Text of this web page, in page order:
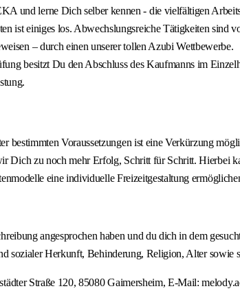
und lerne Dich selber kennen - die vielfältigen
ist einiges los. Abwechslungsreiche Tätigkeiten sind
– durch einen unserer tollen Azubi Wettbewerbe.
besitzt Du den Abschluss des Kaufmanns im
bestimmten Voraussetzungen ist eine Verkürzung
Dich zu noch mehr Erfolg, Schritt für Schritt. Hierbei
eine individuelle Freizeitgestaltung
angesprochen haben und du dich in dem
sozialer Herkunft, Behinderung, Religion, Alter sowie
Straße 120, 85080 Gaimersheim, E-Mail: